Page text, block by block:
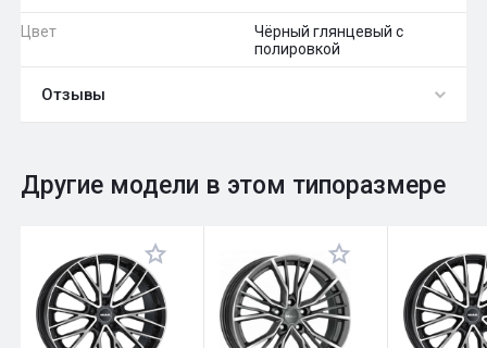
Цвет
Чёрный глянцевый с
полировкой
Отзывы
Оставить отзыв
Общий рейтинг 0
Другие модели в этом типоразмере